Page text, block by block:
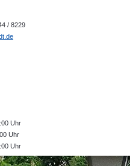
/ 8229
Uhr
Uhr
Uhr